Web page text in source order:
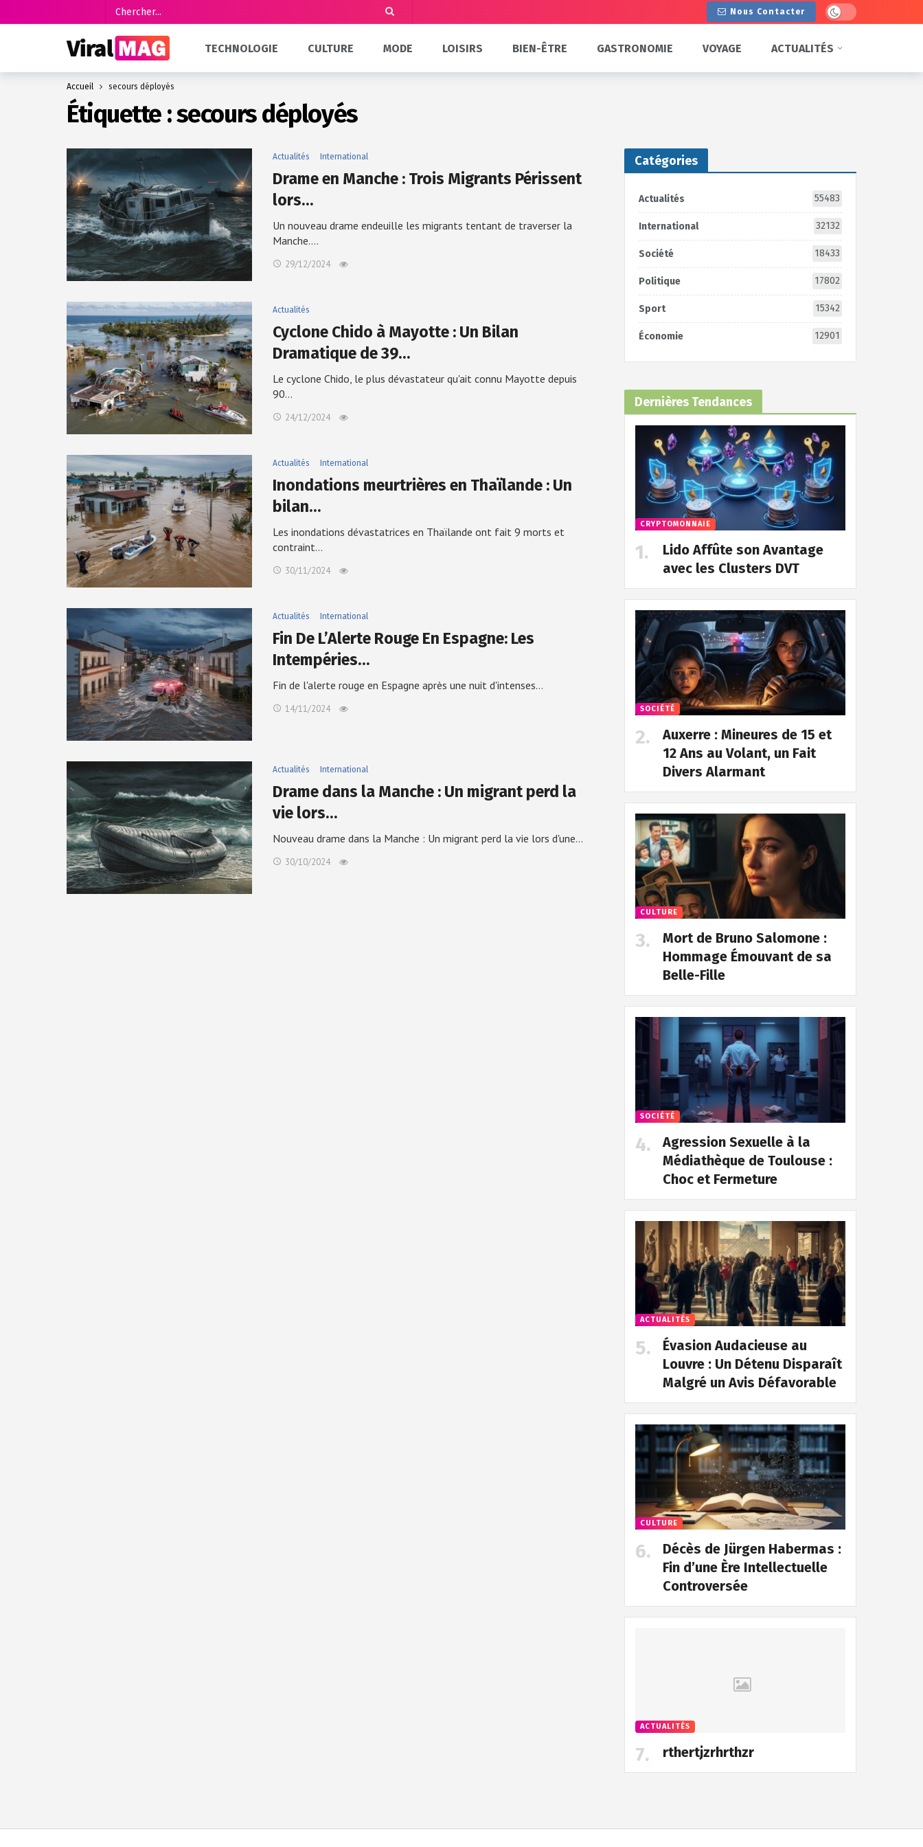
Nous Contacter Dark mode
TECHNOLOGIE CULTURE MODE LOISIRS BIEN-ÊTRE GASTRONOMIE VOYAGE ACTUALITÉS
Accueil secours déployés
Étiquette :secours déployés
Actualités International
Drame en Manche : Trois Migrants Périssent
lors…
Un nouveau drame endeuille les migrants tentant de traverser la
Manche.…
29/12/2024
Actualités
Cyclone Chido à Mayotte : Un Bilan
Dramatique de 39…
Le cyclone Chido, le plus dévastateur qu'ait connu Mayotte depuis
90…
24/12/2024
Actualités International
Inondations meurtrières en Thaïlande : Un
bilan…
Les inondations dévastatrices en Thaïlande ont fait 9 morts et
contraint…
30/11/2024
Actualités International
Fin De L’Alerte Rouge En Espagne: Les
Intempéries…
Fin de l'alerte rouge en Espagne après une nuit d'intenses…
14/11/2024
Actualités International
Drame dans la Manche : Un migrant perd la
vie lors…
Nouveau drame dans la Manche : Un migrant perd la vie lors d'une…
30/10/2024
Catégories
Actualités 55483
International 32132
Société 18433
Politique 17802
Sport 15342
Économie 12901
Dernières Tendances
CRYPTOMONNAIE
Lido Affûte son Avantage
avec les Clusters DVT
SOCIÉTÉ
Auxerre : Mineures de 15 et
12 Ans au Volant, un Fait
Divers Alarmant
CULTURE
Mort de Bruno Salomone :
Hommage Émouvant de sa
Belle-Fille
SOCIÉTÉ
Agression Sexuelle à la
Médiathèque de Toulouse :
Choc et Fermeture
ACTUALITÉS
Évasion Audacieuse au
Louvre : Un Détenu Disparaît
Malgré un Avis Défavorable
CULTURE
Décès de Jürgen Habermas :
Fin d’une Ère Intellectuelle
Controversée
ACTUALITÉS
rthertjzrhrthzr